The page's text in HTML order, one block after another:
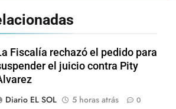
Fiscalía rechazó el pedido para
el juicio contra Pity
Diario EL SOL
5 horas atrás 0